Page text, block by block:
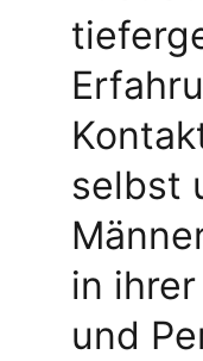
selbst
in
und